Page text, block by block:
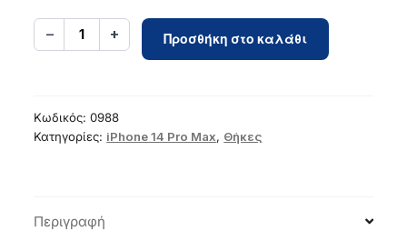
− 1 +
Case
for
MAX
Προσθήκη στο καλάθι
Κωδικός:0988
Κατηγορίες: iPhone 14 Pro Max, Θήκες
Περιγραφή